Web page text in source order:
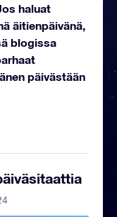
haluat
äitienpäivänä,
blogissa
päivästään